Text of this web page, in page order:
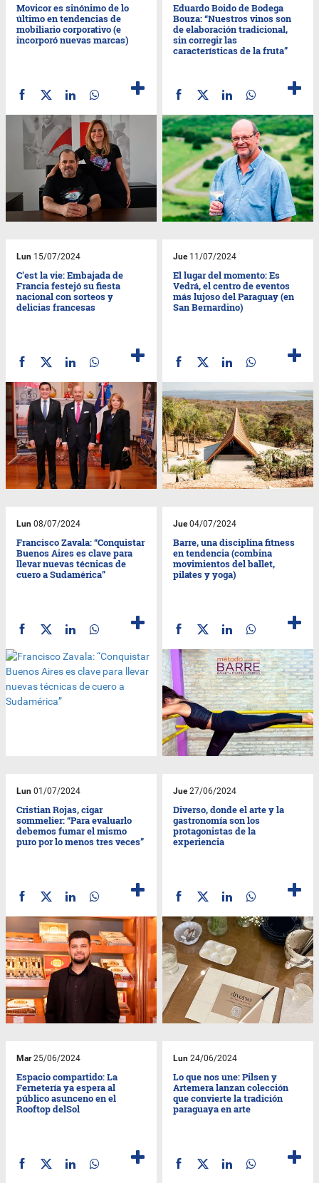
Movicor es sinónimo de lo
último en tendencias de
mobiliario corporativo (e
incorporó nuevas marcas)
Eduardo Boido de Bodega
Bouza: “Nuestros vinos son
de elaboración tradicional,
sin corregir las
características de la fruta”
Lun 15/07/2024
C’est la vie: Embajada de
Francia festejó su fiesta
nacional con sorteos y
delicias francesas
Jue11/07/2024
El lugar del momento: Es
Vedrá, el centro de eventos
más lujoso del Paraguay (en
San Bernardino)
Lun 08/07/2024
Francisco Zavala: “Conquistar
Buenos Aires es clave para
llevar nuevas técnicas de
cuero a Sudamérica”
Jue04/07/2024
Barre, una disciplina fitness
en tendencia (combina
movimientos del ballet,
pilates y yoga)
Lun 01/07/2024
Cristian Rojas, cigar
sommelier: “Para evaluarlo
debemos fumar el mismo
puro por lo menos tres veces”
Jue27/06/2024
Diverso, donde el arte y la
gastronomía son los
protagonistas de la
experiencia
Mar25/06/2024
Espacio compartido: La
Fernetería ya espera al
público asunceno en el
Rooftop delSol
Lun 24/06/2024
Lo que nos une: Pilsen y
Artemera lanzan colección
que convierte la tradición
paraguaya en arte